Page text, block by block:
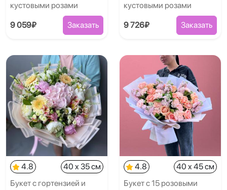
кустовыми розами
9 059₽ Заказать
кустовыми розами
9 726₽ Заказать
4.8
40 x 35 см
Букет с гортензией и
4.8
40 x 45 см
Букет с 15 розовыми